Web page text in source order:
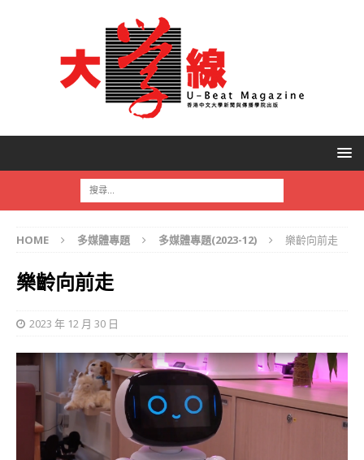
HOME 多媒體專題 多媒體專題(2023-12) 樂齡向前走
樂齡向前走
2023 年 12 月 30 日